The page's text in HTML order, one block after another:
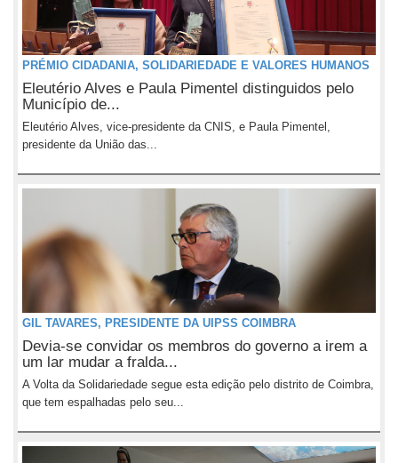
PRÉMIO CIDADANIA, SOLIDARIEDADE E VALORES HUMANOS
Eleutério Alves e Paula Pimentel distinguidos pelo
Município de...
Eleutério Alves, vice-presidente da CNIS, e Paula Pimentel,
presidente da União das...
GIL TAVARES, PRESIDENTE DA UIPSS COIMBRA
Devia-se convidar os membros do governo a irem a
um lar mudar a fralda...
A Volta da Solidariedade segue esta edição pelo distrito de Coimbra,
que tem espalhadas pelo seu...